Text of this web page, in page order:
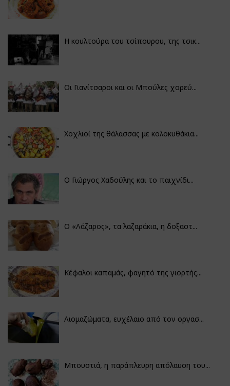
Η κουλτούρα του τσίπουρου, της τσικ...
Οι Γιανίτσαροι και οι Μπούλες χορεύ...
Χοχλιοί της θάλασσας με κολοκυθάκια...
Ο Γιώργος Χαδούλης και το παιχνίδι...
Ο «Λάζαρος», τα λαζαράκια, η δοξαστ...
Κέφαλοι καπαμάς, φαγητό της γιορτής...
Λιομαζώματα, ευχέλαιο από τον οργασ...
Μπουστιά, η παράπλευρη απόλαυση του...